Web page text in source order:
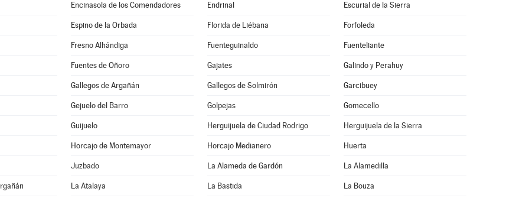
Encinasola de los Comendadores Endrinal Escurial de la Sierra
Espino de la Orbada Florida de Liébana Forfoleda
Fresno Alhándiga Fuenteguinaldo Fuenteliante
Fuentes de Oñoro Gajates Galindo y Perahuy
Gallegos de Argañán Gallegos de Solmirón Garcibuey
Gejuelo del Barro Golpejas Gomecello
Guijuelo Herguijuela de Ciudad Rodrigo Herguijuela de la Sierra
Horcajo de Montemayor Horcajo Medianero Huerta
Juzbado La Alameda de Gardón La Alamedilla
La Atalaya La Bastida La Bouza